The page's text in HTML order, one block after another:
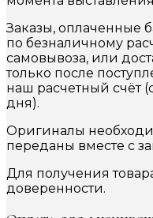
Заказы, оплаченные
по безналичному
самовывоза, или
только после
наш расчетный счёт
дня).
Оригиналы
переданы вместе с
Для получения
доверенности.